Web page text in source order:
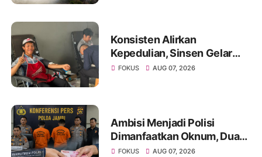
Konsisten Alirkan
Kepedulian, Sinsen Gelar
Donor Darah ke-23 dalam
FOKUS AUG 07, 2026
Ambisi Menjadi Polisi
Dimanfaatkan Oknum, Dua
Anggota Polda Jambi Diduga
FOKUS AUG 07, 2026